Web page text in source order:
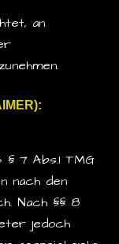
an
7 Abs.1 TMG
nach den
Nach §§ 8
jedoch